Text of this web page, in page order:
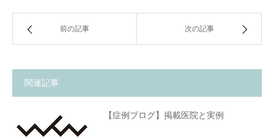
前の記事 次の記事
関連記事
【症例ブログ】掲載医院と実例